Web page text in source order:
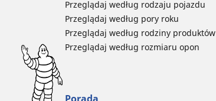
Przeglądaj według rodzaju pojazdu
Przeglądaj według pory roku
Przeglądaj według rodziny produktów
Przeglądaj według rozmiaru opon